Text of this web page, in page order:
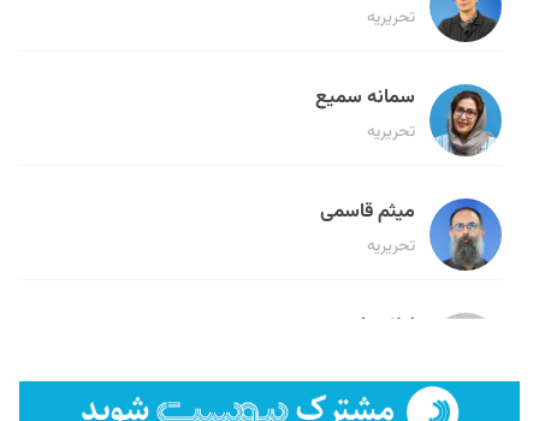
تحریریه
سمانه سمیع
تحریریه
میثم قاسمی
تحریریه
لیلا حنارود